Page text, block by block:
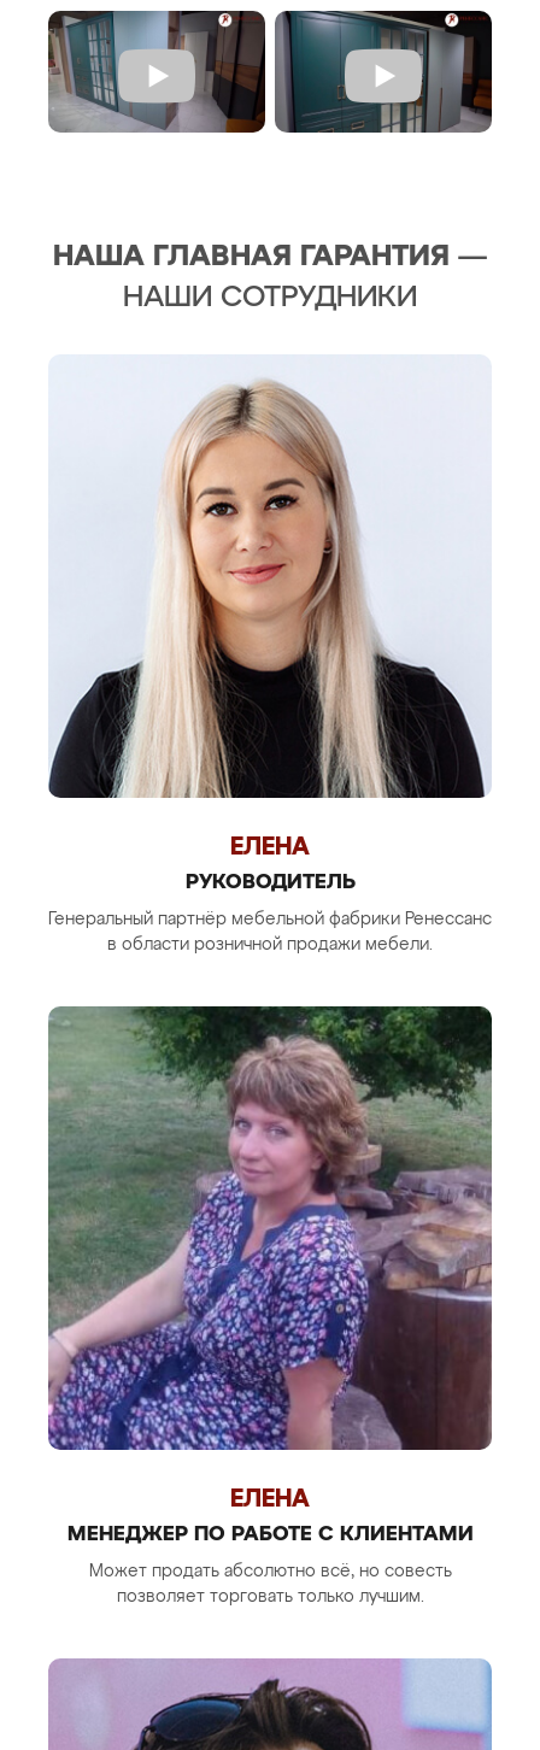
НАША ГЛАВНАЯ ГАРАНТИЯ —
НАШИ СОТРУДНИКИ
ЕЛЕНА
РУКОВОДИТЕЛЬ
Генеральный партнёр мебельной фабрики Ренессанс
в области розничной продажи мебели.
ЕЛЕНА
МЕНЕДЖЕР ПО РАБОТЕ С КЛИЕНТАМИ
Может продать абсолютно всё, но совесть
позволяет торговать только лучшим.